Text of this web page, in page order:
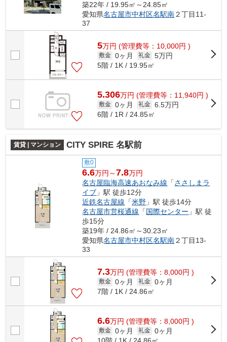
築22年 / 19.95㎡～24.85㎡
愛知県名古屋市中村区名駅南２丁目11-
37
5万円 (管理費等：10,000円 )
敷金 0ヶ月 礼金 5万円
5階 / 1K / 19.95㎡
5.306万円 (管理費等：11,940円 )
敷金 0ヶ月 礼金 6.5万円
6階 / 1R / 24.85㎡
賃貸 | マンション CITY SPIRE 名駅前
敷0
6.6万円～7.8万円
名古屋臨海高速あおなみ線 「ささしまラ
イブ 」駅 徒歩12分
近鉄名古屋線 「米野 」駅 徒歩14分
名古屋市営桜通線 「国際センター 」駅 徒
歩15分
築19年 / 24.86㎡～30.23㎡
愛知県名古屋市中村区名駅南２丁目13-
33
7.3万円 (管理費等：8,000円 )
敷金 0ヶ月 礼金 0ヶ月
7階 / 1K / 24.86㎡
6.6万円 (管理費等：8,000円 )
敷金 0ヶ月 礼金 0ヶ月
10階 / 1K / 24.86㎡